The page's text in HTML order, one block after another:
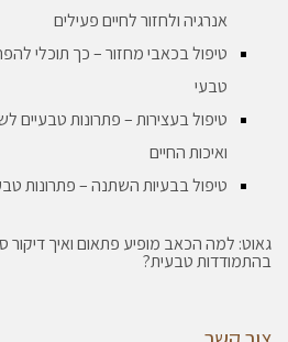
אנרגיה ולחזור לחיים פעילים
טיפול בכאבי מחזור – כך תוכלי
טבעי
טיפול בעצירות – פתרונות טבעיים
ואיכות החיים
טיפול בבעיות השתנה – פתרונות
גאוט: למה הכאב מופיע פתאום ואיך דיקור
בהתמודדות טבעית?